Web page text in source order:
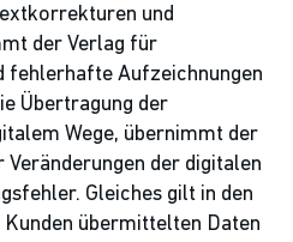
und
der Verlag für
fehlerhafte Aufzeichnungen
Übertragung der
Wege, übernimmt der
der digitalen
Gleiches gilt in den
Kunden übermittelten Daten